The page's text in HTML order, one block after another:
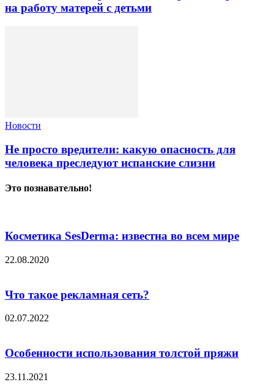
на работу матерей с детьми
Новости
Не просто вредители: какую опасность для
человека преследуют испанские слизни
Это познавательно!
Косметика SesDerma: известна во всем мире
22.08.2020
Что такое рекламная сеть?
02.07.2022
Особенности использования толстой пряжи
23.11.2021